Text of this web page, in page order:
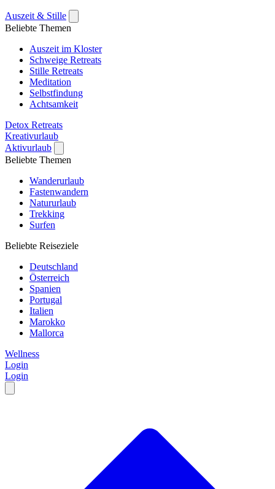
Auszeit & Stille
Beliebte Themen
Auszeit im Kloster
Schweige Retreats
Stille Retreats
Meditation
Selbstfindung
Achtsamkeit
Detox Retreats
Kreativurlaub
Aktivurlaub
Beliebte Themen
Wanderurlaub
Fastenwandern
Natururlaub
Trekking
Surfen
Beliebte Reiseziele
Deutschland
Österreich
Spanien
Portugal
Italien
Marokko
Mallorca
Wellness
Login
Login